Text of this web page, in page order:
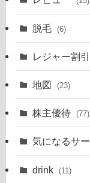
脱毛 (6)
レジャー割
地図 (23)
株主優待 (77)
気になるサ
drink (11)